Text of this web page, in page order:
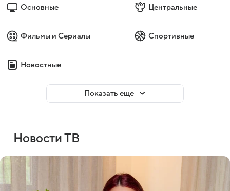
Основные Центральные
Фильмы и Сериалы Спортивные
Новостные
Показать еще
Новости ТВ